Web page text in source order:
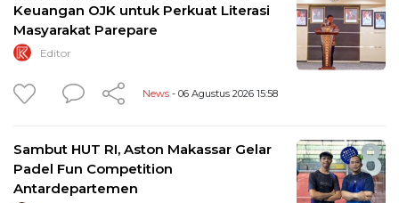
Keuangan OJK untuk Perkuat Literasi
Masyarakat Parepare
Editor
News - 06 Agustus 2026 15:58
Sambut HUT RI, Aston Makassar Gelar
Padel Fun Competition
Antardepartemen